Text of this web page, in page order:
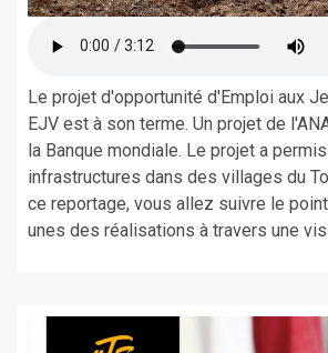
Le projet d'opportunité d'Emploi aux
EJV est à son terme. Un projet de
la Banque mondiale. Le projet a
infrastructures dans des villages du
ce reportage, vous allez suivre le
unes des réalisations à travers une